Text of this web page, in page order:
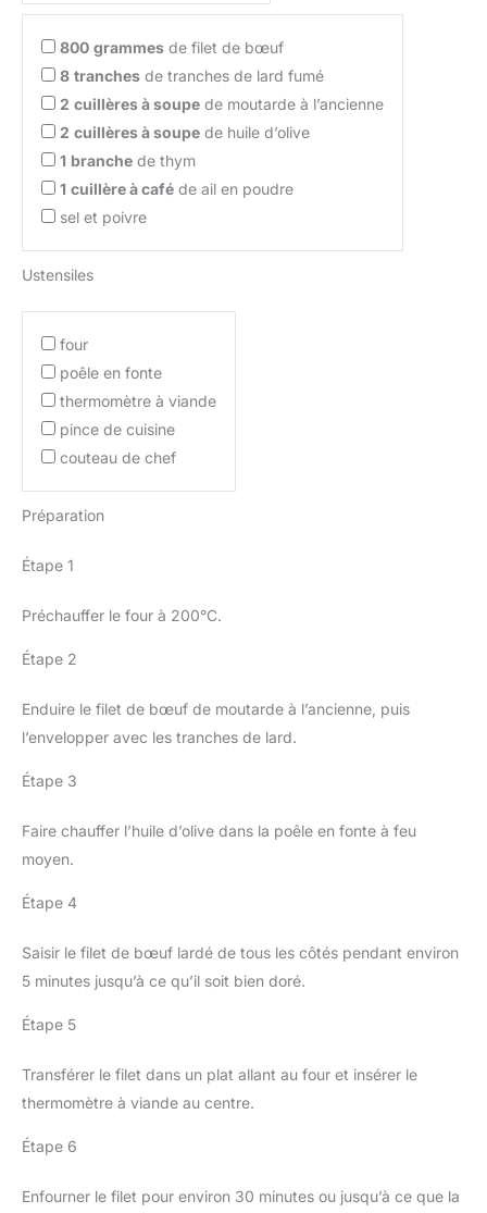
800 grammes de filet de bœuf
8 tranches de tranches de lard fumé
2 cuillères à soupe de moutarde à l’ancienne
2 cuillères à soupe de huile d’olive
1 branche de thym
1 cuillère à café de ail en poudre
sel et poivre
Ustensiles
four
poêle en fonte
thermomètre à viande
pince de cuisine
couteau de chef
Préparation
Étape 1
Préchauffer le four à 200°C.
Étape 2
Enduire le filet de bœuf de moutarde à l’ancienne, puis
l’envelopper avec les tranches de lard.
Étape 3
Faire chauffer l’huile d’olive dans la poêle en fonte à feu
moyen.
Étape 4
Saisir le filet de bœuf lardé de tous les côtés pendant environ
5 minutes jusqu’à ce qu’il soit bien doré.
Étape 5
Transférer le filet dans un plat allant au four et insérer le
thermomètre à viande au centre.
Étape 6
Enfourner le filet pour environ 30 minutes ou jusqu’à ce que la